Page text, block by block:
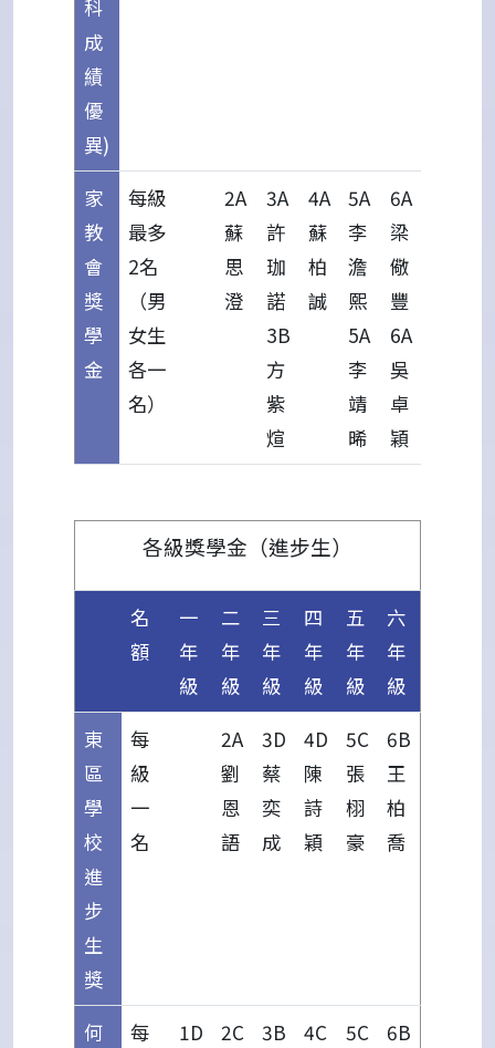
科
成
績
優
異)
家
教
會
獎
學
金
每級
最多
2名
（男
女生
各一
名）
2A
蘇
思
澄
3A
許
珈
諾
3B
方
紫
煊
4A
蘇
柏
誠
5A
李
澹
熙
5A
李
靖
晞
6A
梁
儆
豐
6A
吳
卓
穎
各級獎學金（進步生）
名
額
一
年
級
二
年
級
三
年
級
四
年
級
五
年
級
六
年
級
東
區
學
校
進
步
生
獎
每
級
一
名
2A
劉
恩
語
3D
蔡
奕
成
4D
陳
詩
穎
5C
張
栩
豪
6B
王
柏
喬
何
每
1D
2C
3B
4C
5C
6B